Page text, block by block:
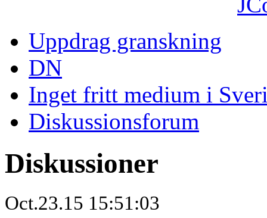
Uppdrag granskning
DN
Inget fritt medium i
Diskussionsforum
Diskussioner
Oct.23.15 15:51:03